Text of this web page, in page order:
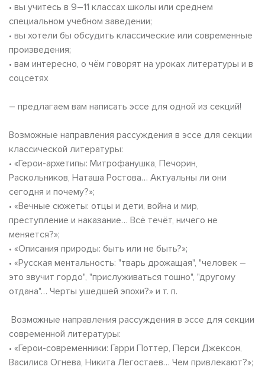
• вы учитесь в 9–11 классах школы или среднем
специальном учебном заведении;
• вы хотели бы обсудить классические или современные
произведения;
• вам интересно, о чём говорят на уроках литературы и в
соцсетях
– предлагаем вам написать эссе для одной из секций!
Возможные направления рассуждения в эссе для секции
классической литературы:
• «Герои-архетипы: Митрофанушка, Печорин,
Раскольников, Наташа Ростова… Актуальны ли они
сегодня и почему?»;
• «Вечные сюжеты: отцы и дети, война и мир,
преступление и наказание… Всё течёт, ничего не
меняется?»;
• «Описания природы: быть или не быть?»;
• «Русская ментальность: "тварь дрожащая", "человек –
это звучит гордо", "прислуживаться тошно", "другому
отдана"… Черты ушедшей эпохи?» и т. п.
Возможные направления рассуждения в эссе для секции
современной литературы:
• «Герои-современники: Гарри Поттер, Перси Джексон,
Василиса Огнева, Никита Легостаев… Чем привлекают?»;